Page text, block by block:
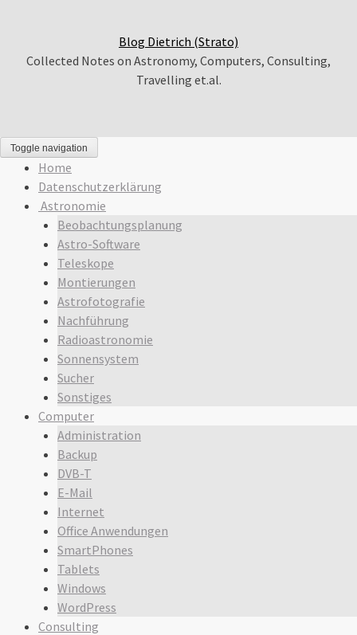
Blog Dietrich (Strato)
Collected Notes on Astronomy, Computers, Consulting,
Travelling et.al.
Toggle navigation
Home
Datenschutzerklärung
Astronomie
Beobachtungsplanung
Astro-Software
Teleskope
Montierungen
Astrofotografie
Nachführung
Radioastronomie
Sonnensystem
Sucher
Sonstiges
Computer
Administration
Backup
DVB-T
E-Mail
Internet
Office Anwendungen
SmartPhones
Tablets
Windows
WordPress
Consulting